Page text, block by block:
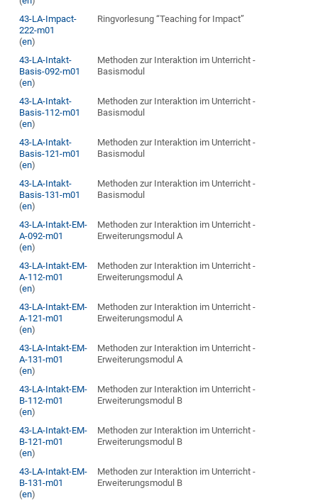
43-LA-Impact-
222-m01
(en)
Ringvorlesung “Teaching for Impact”
43-LA-Intakt-
Basis-092-m01
(en)
Methoden zur Interaktion im Unterricht -
Basismodul
43-LA-Intakt-
Basis-112-m01
(en)
Methoden zur Interaktion im Unterricht -
Basismodul
43-LA-Intakt-
Basis-121-m01
(en)
Methoden zur Interaktion im Unterricht -
Basismodul
43-LA-Intakt-
Basis-131-m01
(en)
Methoden zur Interaktion im Unterricht -
Basismodul
43-LA-Intakt-EM-
A-092-m01
(en)
Methoden zur Interaktion im Unterricht -
Erweiterungsmodul A
43-LA-Intakt-EM-
A-112-m01
(en)
Methoden zur Interaktion im Unterricht -
Erweiterungsmodul A
43-LA-Intakt-EM-
A-121-m01
(en)
Methoden zur Interaktion im Unterricht -
Erweiterungsmodul A
43-LA-Intakt-EM-
A-131-m01
(en)
Methoden zur Interaktion im Unterricht -
Erweiterungsmodul A
43-LA-Intakt-EM-
B-112-m01
(en)
Methoden zur Interaktion im Unterricht -
Erweiterungsmodul B
43-LA-Intakt-EM-
B-121-m01
(en)
Methoden zur Interaktion im Unterricht -
Erweiterungsmodul B
43-LA-Intakt-EM-
B-131-m01
(en)
Methoden zur Interaktion im Unterricht -
Erweiterungsmodul B